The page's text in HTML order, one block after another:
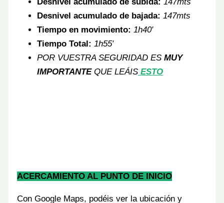
Desnivel acumulado de bajada: 147mts
Tiempo en movimiento: 1h40′
Tiempo Total:1h55′
POR VUESTRA SEGURIDAD ESMUY
IMPORTANTEQUE LEÁIS ESTO
ACERCAMIENTO AL PUNTO DE INICIO
Con Google Maps, podéis ver la ubicación y